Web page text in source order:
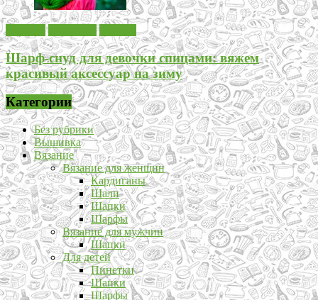
Шарф-снуд для девочки спицами: вяжем
красивый аксессуар на зиму
Категории
Без рубрики
Вышивка
Вязание
Вязание для женщин
Кардиганы
Шали
Шапки
Шарфы
Вязание для мужчин
Шапки
Для детей
Пинетки
Шапки
Шарфы